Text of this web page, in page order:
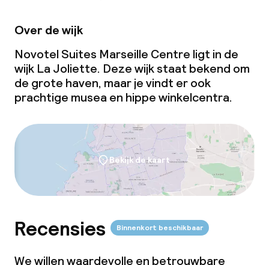
Over de wijk
Novotel Suites Marseille Centre ligt in de
wijk La Joliette. Deze wijk staat bekend om
de grote haven, maar je vindt er ook
prachtige musea en hippe winkelcentra.
Bekijk de kaart
Recensies Binnenkort beschikbaar
We willen waardevolle en betrouwbare